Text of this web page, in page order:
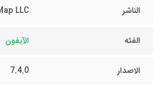
الناشر
LLC
الفئه الآيفون
الاصدار 7.4.0